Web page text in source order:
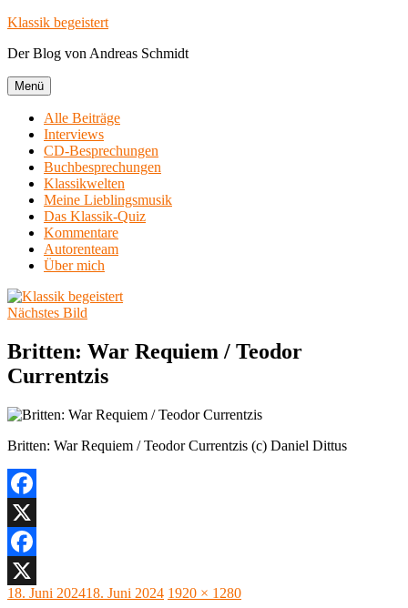
Zum
springen
Klassik begeistert
Der Blog von Andreas Schmidt
Menü
Alle Beiträge
Interviews
CD-Besprechungen
Buchbesprechungen
Klassikwelten
Meine Lieblingsmusik
Das Klassik-Quiz
Kommentare
Autorenteam
Über mich
Nächstes Bild
Britten: War Requiem / Teodor
Currentzis
Britten: War Requiem / Teodor Currentzis (c) Daniel Dittus
Facebook
X
Facebook
X
Veröffentlicht
18. Juni 202418. Juni 2024 Originalgröße
1920 × 1280